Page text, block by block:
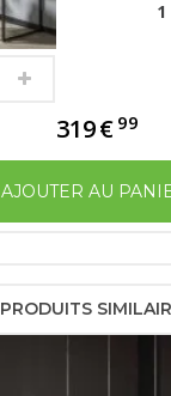
319€ 99
AJOUTER AU
PRODUITS